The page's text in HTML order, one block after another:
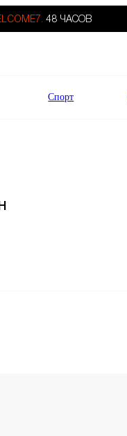
48 ЧАСОВ
Спорт